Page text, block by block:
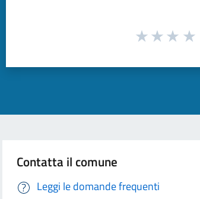
Contatta il comune
Leggi le domande frequenti